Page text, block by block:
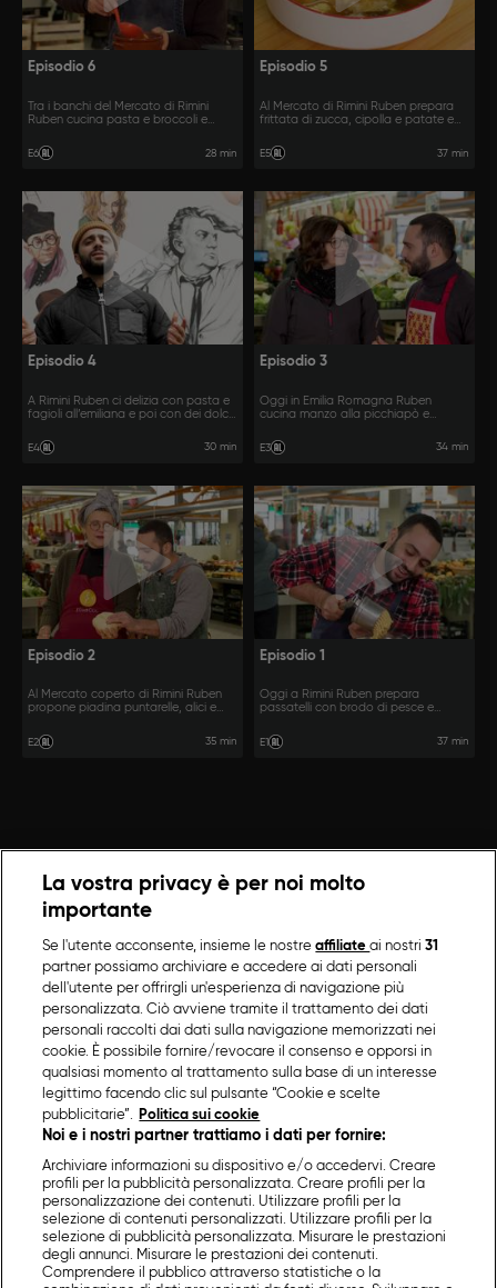
Episodio 6
Tra i banchi del Mercato di Rimini
Ruben cucina pasta e broccoli e
E6 28 min
Episodio 5
Al Mercato di Rimini Ruben prepara
frittata di zucca, cipolla e patate e
brodo vegetale.
E5 37 min
Episodio 4
A Rimini Ruben ci delizia con pasta e
fagioli all’emiliana e poi con dei dolci
E4 30 min
Episodio 3
Oggi in Emilia Romagna Ruben
cucina manzo alla picchiapò e
E3 34 min
Episodio 2
Al Mercato coperto di Rimini Ruben
propone piadina puntarelle, alici e
ripieni di ricotta.
E2 35 min
Episodio 1
Oggi a Rimini Ruben prepara
passatelli con brodo di pesce e
E1 37 min
La vostra privacy è per noi molto
importante
Se l'utente acconsente, insieme le nostreaffiliateai nostri31
partner possiamo archiviare e accedere ai dati personali
dell'utente per offrirgli un'esperienza di navigazione più
personalizzata. Ciò avviene tramite il trattamento dei dati
personali raccolti dai dati sulla navigazione memorizzati nei
cookie. È possibile fornire/revocare il consenso e opporsi in
qualsiasi momento al trattamento sulla base di un interesse
legittimo facendo clic sul pulsante “Cookie e scelte
pubblicitarie”.
Politica sui cookie
Noi e i nostri partner trattiamo i dati per fornire:
Archiviare informazioni su dispositivo e/o accedervi. Creare
profili per la pubblicità personalizzata. Creare profili per la
personalizzazione dei contenuti. Utilizzare profili per la
selezione di contenuti personalizzati. Utilizzare profili per la
selezione di pubblicità personalizzata. Misurare le prestazioni
degli annunci. Misurare le prestazioni dei contenuti.
Comprendere il pubblico attraverso statistiche o la